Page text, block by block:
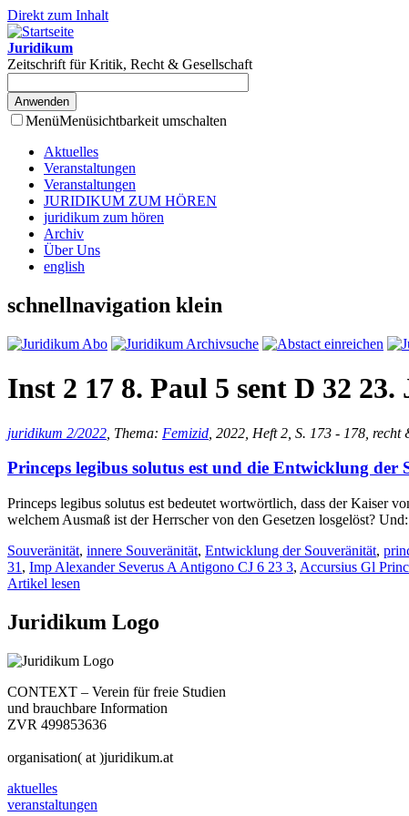
Direkt zum Inhalt
Juridikum
Zeitschrift für Kritik, Recht & Gesellschaft
MenüMenüsichtbarkeit umschalten
Aktuelles
Veranstaltungen
Veranstaltungen
JURIDIKUM ZUM HÖREN
juridikum zum hören
Archiv
Über Uns
english
schnellnavigation klein
Inst 2 17 8. Paul 5 sent D 32
juridikum 2/2022 , Thema: Femizid , 2022, Heft 2, S. 173 - 178, recht
Princeps legibus solutus est und die Entwicklung
Princeps legibus solutus est bedeutet wortwörtlich, dass der Kaiser
welchem Ausmaß ist der Herrscher von den Gesetzen losgelöst?
Souveränität, innere Souveränität, Entwicklung der Souveränität,
31 , Imp Alexander Severus A Antigono CJ 6 23 3, Accursius Gl
Artikel lesen
Juridikum Logo
CONTEXT – Verein für freie Studien
und brauchbare Information
ZVR 499853636
organisation( at )juridikum.at
aktuelles
veranstaltungen